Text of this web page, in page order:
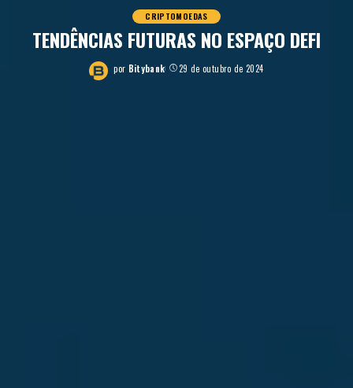
CRIPTOMOEDAS
TENDÊNCIAS FUTURAS NO ESPAÇO DEFI
por Bitybank 29 de outubro de 2024